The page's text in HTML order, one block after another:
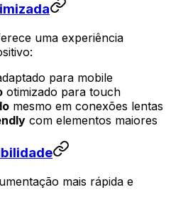
uma experiência
para mobile
otimizado para touch
mesmo em conexões lentas
com elementos maiores
mais rápida e